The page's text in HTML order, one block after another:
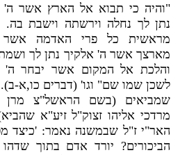
"והיה כי תבוא אל הארץ אשר ה'
נתן לך נחלה וירשתה וישבת בה.
מראשית כל פרי האדמה אשר
מארצך אשר ה' אלקיך נתן לך
והלכת אל המקום אשר יבחר ה'
לשכן שמו שם" וגו' (דברים כו,א-ב).
שמביאים (בשם הראשל"צ מרן
מרדכי אליהו זצוק"ל זיע"א שהביא
האר"י ז"ל שבמשנה נאמר: 'כיצד
הביכורים? יורד אדם בתוך שדהו